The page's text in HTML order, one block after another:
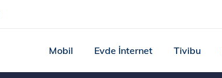
Mobil Evde İnternet Tivibu